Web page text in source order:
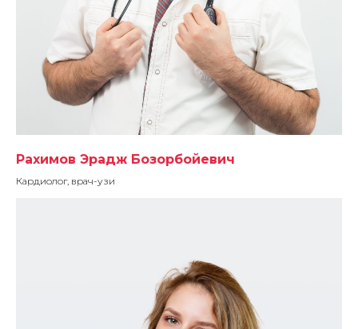
Рахимов Эрадж Бозорбойевич
Кардиолог, врач-узи